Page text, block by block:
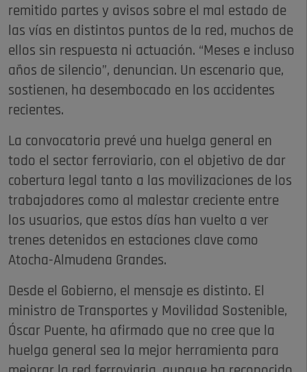
remitido partes y avisos sobre el mal estado de
las vías en distintos puntos de la red, muchos de
ellos sin respuesta ni actuación. “Meses e incluso
años de silencio”, denuncian. Un escenario que,
sostienen, ha desembocado en los accidentes
recientes.
La convocatoria prevé una huelga general en
todo el sector ferroviario, con el objetivo de dar
cobertura legal tanto a las movilizaciones de los
trabajadores como al malestar creciente entre
los usuarios, que estos días han vuelto a ver
trenes detenidos en estaciones clave como
Atocha-Almudena Grandes.
Desde el Gobierno, el mensaje es distinto. El
ministro de Transportes y Movilidad Sostenible,
Óscar Puente, ha afirmado que no cree que la
huelga general sea la mejor herramienta para